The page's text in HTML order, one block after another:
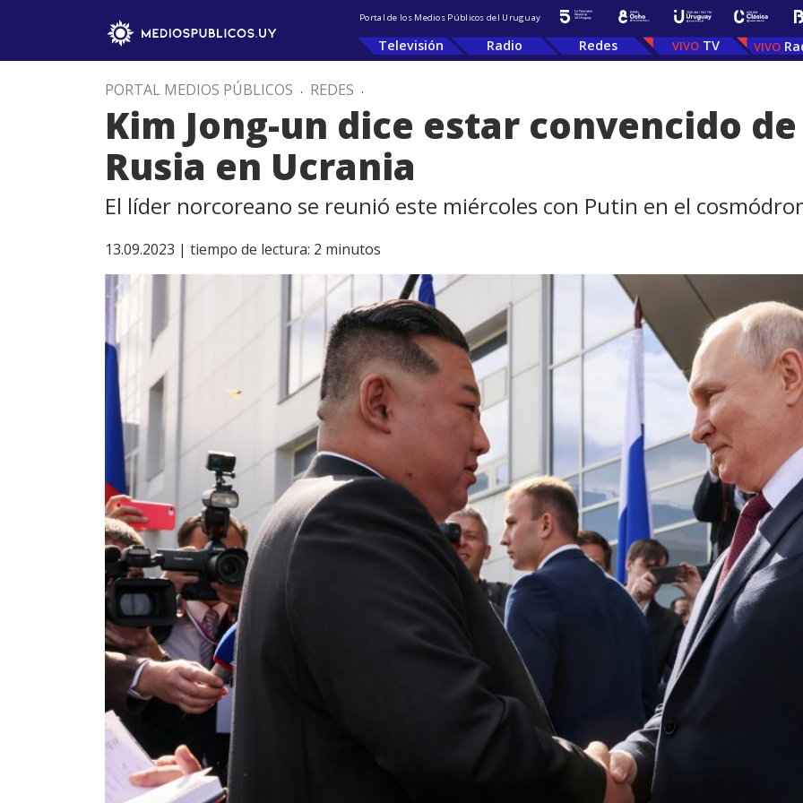
Portal de los Medios Públicos del Uruguay
Televisión Radio Redes TV
PORTAL MEDIOS PÚBLICOS . REDES .
Kim Jong-un dice estar convencido
Rusia en Ucrania
El líder norcoreano se reunió este miércoles con Putin en el
13.09.2023 | tiempo de lectura: 2 minutos